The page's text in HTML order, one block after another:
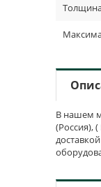
В нашем
(Россия),